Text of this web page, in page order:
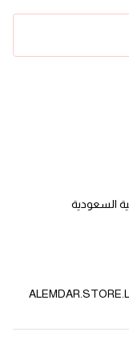
السعودية